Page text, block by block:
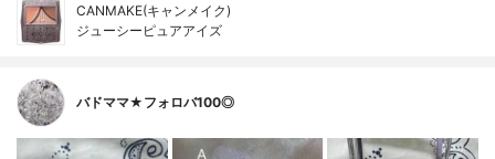
CANMAKE(キャンメイク)
ジューシーピュアアイズ
バドママ★フォロバ100◎